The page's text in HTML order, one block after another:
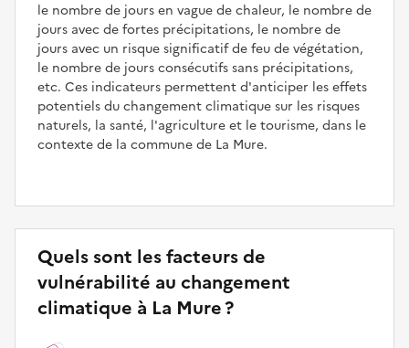
le nombre de jours en vague de chaleur, le nombre de
jours avec de fortes précipitations, le nombre de
jours avec un risque significatif de feu de végétation,
le nombre de jours consécutifs sans précipitations,
etc. Ces indicateurs permettent d'anticiper les effets
potentiels du changement climatique sur les risques
naturels, la santé, l'agriculture et le tourisme, dans le
contexte de la commune de La Mure.
Quels sont les facteurs de
vulnérabilité au changement
climatique à La Mure ?